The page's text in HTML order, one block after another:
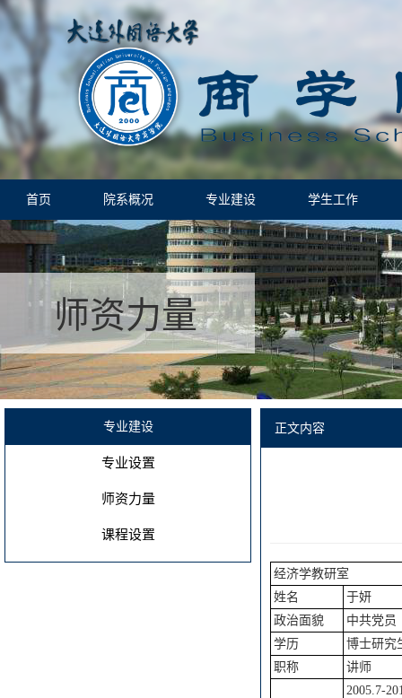
首页 院系概况 专业建设 学生工作
师资力量
专业建设
专业设置
师资力量
课程设置
正文内容
经济学教研室
姓名
于妍
政治面貌
中共党员
学历
博士研究
职称
讲师
2005.7-